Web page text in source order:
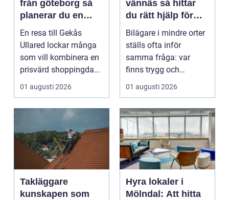
från göteborg så
planerar du en
smidig
shoppingdag
En resa till Gekås
Ullared lockar många
som vill kombinera en
prisvärd shoppingdag
med en enkel och ...
01 augusti 2026
vännäs så hittar
du rätt hjälp för
din bil
Bilägare i mindre orter
ställs ofta inför
samma fråga: var
finns trygg och
prisvärd hjälp när bilen
01 augusti 2026
Takläggare
kunskapen som
Hyra lokaler i
Mölndal: Att hitta